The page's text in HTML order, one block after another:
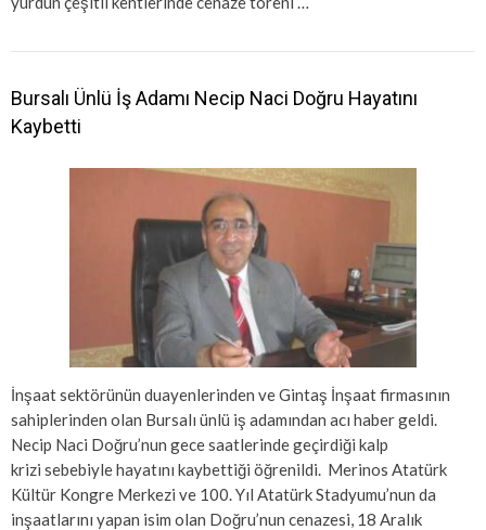
Bursalı Ünlü İş Adamı Necip Naci Doğru Hayatını
Kaybetti
İnşaat sektörünün duayenlerinden ve Gintaş İnşaat firmasının
sahiplerinden olan Bursalı ünlü iş adamından acı haber geldi.
Necip Naci Doğru’nun gece saatlerinde geçirdiği kalp
krizi sebebiyle hayatını kaybettiği öğrenildi. Merinos Atatürk
Kültür Kongre Merkezi ve 100. Yıl Atatürk Stadyumu’nun da
inşaatlarını yapan isim olan Doğru’nun cenazesi, 18 Aralık